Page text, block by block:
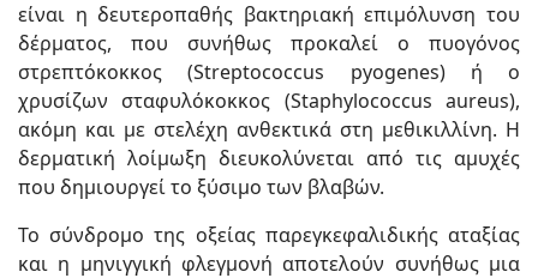
είναι η δευτεροπαθής βακτηριακή επιμόλυνση του
δέρματος, που συνήθως προκαλεί ο πυογόνος
στρεπτόκοκκος (Streptococcus pyogenes) ή ο
χρυσίζων σταφυλόκοκκος (Staphylococcus aureus),
ακόμη και με στελέχη ανθεκτικά στη μεθικιλλίνη. Η
δερματική λοίμωξη διευκολύνεται από τις αμυχές
που δημιουργεί το ξύσιμο των βλαβών.
Το σύνδρομο της οξείας παρεγκεφαλιδικής αταξίας
και η μηνιγγική φλεγμονή αποτελούν συνήθως μια